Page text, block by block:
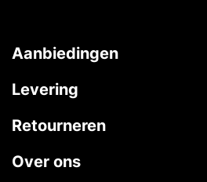
Aanbiedingen
Levering
Retourneren
Over ons